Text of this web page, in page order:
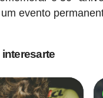
evento